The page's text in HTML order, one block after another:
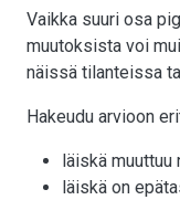
Vaikka suuri osa
muutoksista voi
näissä tilanteissa
Hakeudu arvioon
läiskä
läiskä on